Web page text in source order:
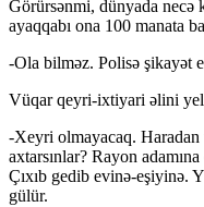
Görürsənmi, dünyada necə
ayaqqabı ona 100 manata
-Ola bilməz. Polisə şikayət
Vüqar qeyri-ixtiyari əlini
-Xeyri olmayacaq. Haradan
axtarsınlar? Rayon
Çıxıb gedib evinə-eşiyinə.
gülür.